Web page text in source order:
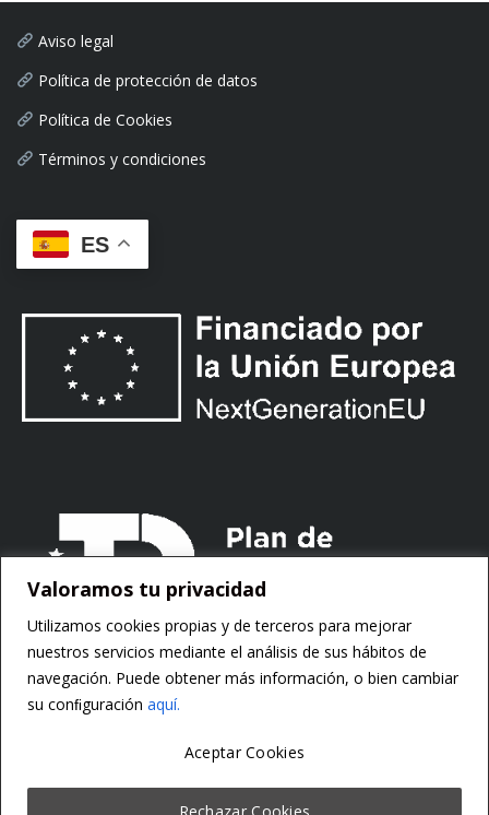
Valoramos tu privacidad
Utilizamos cookies propias y de terceros para mejorar
nuestros servicios mediante el análisis de sus hábitos de
navegación. Puede obtener más información, o bien cambiar
su conﬁguración aquí.
Rechazar Cookies
Aceptar Cookies
Aviso legal
Política de protección de datos
Política de Cookies
Términos y condiciones
ES